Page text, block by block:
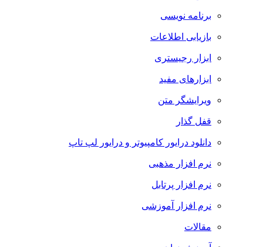
برنامه نویسی
بازیابی اطلاعات
ابزار رجیستری
ابزارهای مفید
ویرایشگر متن
قفل گذار
دانلود درایور کامپیوتر و درایور لپ تاپ
نرم افزار مذهبی
نرم افزار پرتابل
نرم افزار آموزشی
مقالات